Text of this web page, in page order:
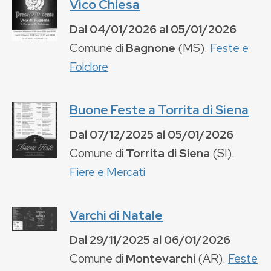
Vico Chiesa
Dal04/01/2026al05/01/2026
Comune di Bagnone (MS). Feste e
Folclore
Buone Feste a Torrita di Siena
Dal07/12/2025 al05/01/2026
Comune di Torrita di Siena (SI).
Fiere e Mercati
Varchi di Natale
Dal29/11/2025 al06/01/2026
Comune di Montevarchi(AR). Feste